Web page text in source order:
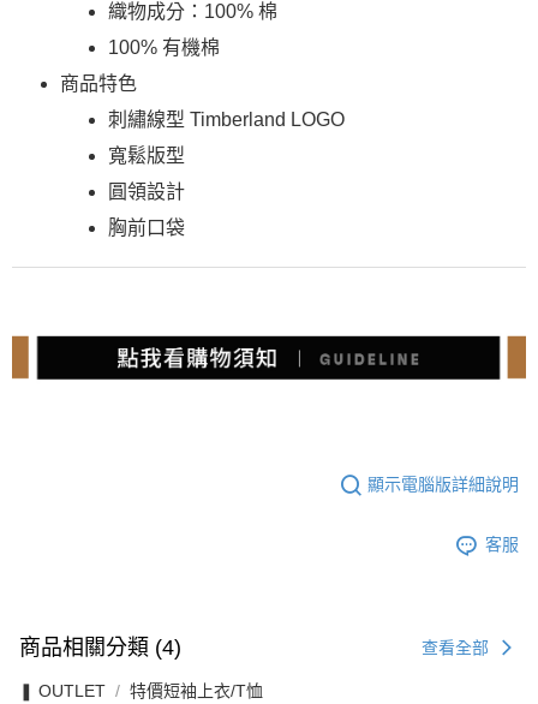
織物成分：100% 棉
100% 有機棉
商品特色
刺繡線型 Timberland LOGO
寬鬆版型
圓領設計
胸前口袋
顯示電腦版詳細說明
客服
商品相關分類 (4) 查看全部
❚ OUTLET 特價短袖上衣/T恤